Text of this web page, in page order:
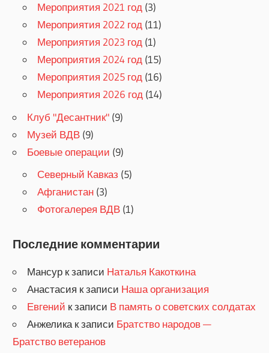
Мероприятия 2021 год (3)
Мероприятия 2022 год (11)
Мероприятия 2023 год (1)
Мероприятия 2024 год (15)
Мероприятия 2025 год (16)
Мероприятия 2026 год (14)
Клуб "Десантник" (9)
Музей ВДВ (9)
Боевые операции (9)
Северный Кавказ (5)
Афганистан (3)
Фотогалерея ВДВ (1)
Последние комментарии
Мансур к записи Наталья Какоткина
Анастасия к записи Наша организация
Евгений к записи В память о советских солдатах
Анжелика к записи Братство народов —
Братство ветеранов